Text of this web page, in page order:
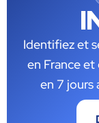
Identifiez et
en France et
en 7 jours